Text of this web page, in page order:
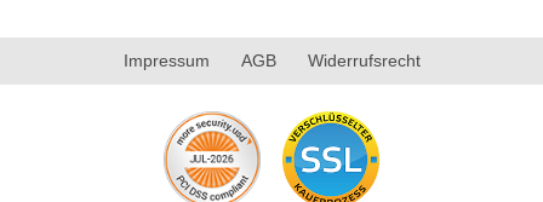
Impressum AGB Widerrufsrecht